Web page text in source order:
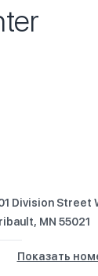
Islamic
работы. Ваше
Division Street
MN 55021
Показать